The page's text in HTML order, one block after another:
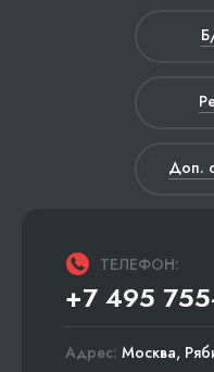
Доп.
ТЕЛЕФОН:
+7 495
Адрес: Москва,